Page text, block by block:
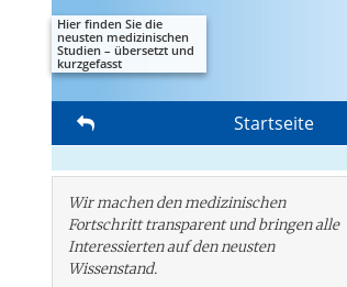
Hier finden Sie die
neusten medizinischen
Studien – übersetzt und
kurzgefasst
Startseite
Wir machen den medizinischen
Fortschritt transparent und bringen alle
Interessierten auf den neusten
Wissenstand.